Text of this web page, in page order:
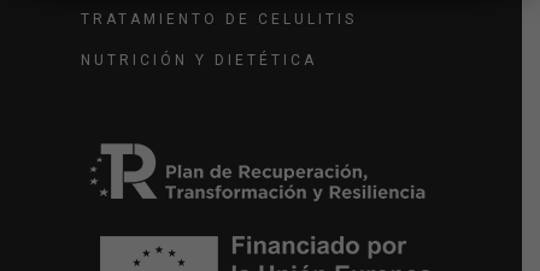
TRATAMIENTO DE CELULITIS
NUTRICIÓN Y DIETÉTICA